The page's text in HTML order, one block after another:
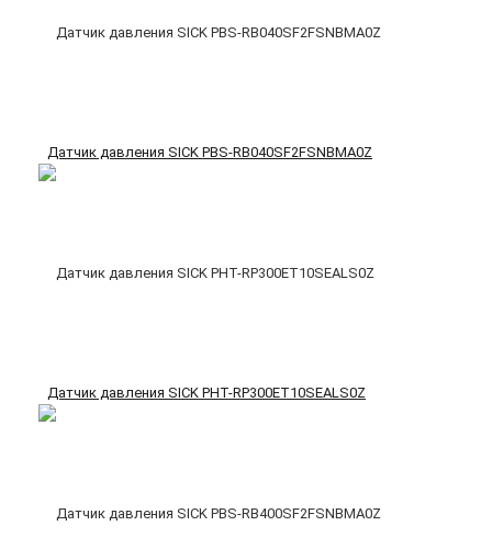
Датчик давления SICK PBS-RB040SF2FSNBMA0Z
Датчик давления SICK PHT-RP300ET10SEALS0Z